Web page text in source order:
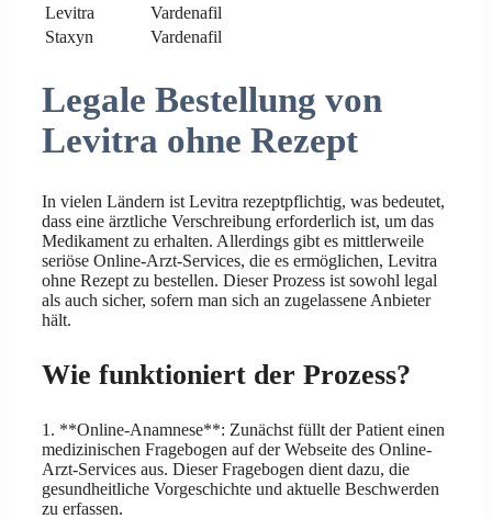
Levitra
Vardenafil
Staxyn
Vardenafil
Legale Bestellung von
Levitra ohne Rezept
In vielen Ländern ist Levitra rezeptpflichtig, was bedeutet,
dass eine ärztliche Verschreibung erforderlich ist, um das
Medikament zu erhalten. Allerdings gibt es mittlerweile
seriöse Online-Arzt-Services, die es ermöglichen, Levitra
ohne Rezept zu bestellen. Dieser Prozess ist sowohl legal
als auch sicher, sofern man sich an zugelassene Anbieter
hält.
Wie funktioniert der Prozess?
1. **Online-Anamnese**: Zunächst füllt der Patient einen
medizinischen Fragebogen auf der Webseite des Online-
Arzt-Services aus. Dieser Fragebogen dient dazu, die
gesundheitliche Vorgeschichte und aktuelle Beschwerden
zu erfassen.